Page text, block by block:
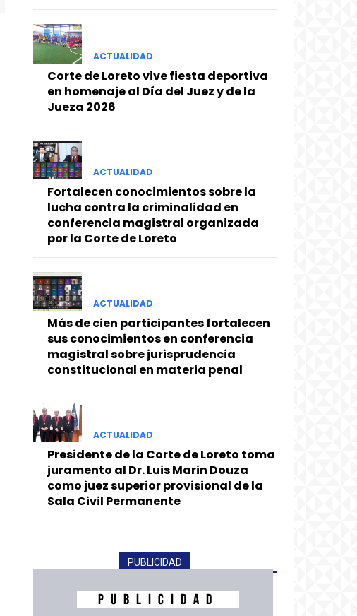
ACTUALIDAD
Corte de Loreto vive fiesta deportiva
en homenaje al Día del Juez y de la
Jueza 2026
ACTUALIDAD
Fortalecen conocimientos sobre la
lucha contra la criminalidad en
conferencia magistral organizada
por la Corte de Loreto
ACTUALIDAD
Más de cien participantes fortalecen
sus conocimientos en conferencia
magistral sobre jurisprudencia
constitucional en materia penal
ACTUALIDAD
Presidente de la Corte de Loreto toma
juramento al Dr. Luis Marin Douza
como juez superior provisional de la
Sala Civil Permanente
PUBLICIDAD